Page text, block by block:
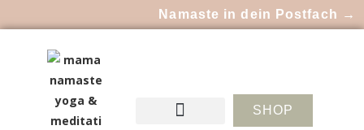
Namaste in dein Postfach →
SHOP